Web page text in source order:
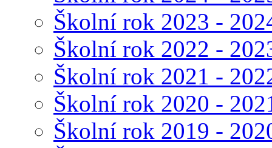
Školní rok 2023 -
Školní rok 2022 -
Školní rok 2021 -
Školní rok 2020 -
Školní rok 2019 -